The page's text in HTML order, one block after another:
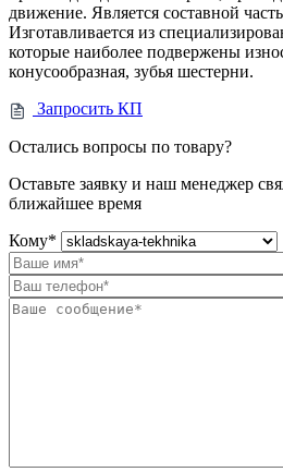
движение. Является составной
Изготавливается из
которые наиболее подвержены
конусообразная, зубья шестерни.
Запросить КП
Остались вопросы по товару?
Оставьте заявку и наш менеджер
ближайшее время
Кому*